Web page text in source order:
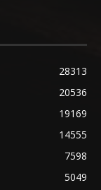
28313
20536
19169
14555
7598
5049